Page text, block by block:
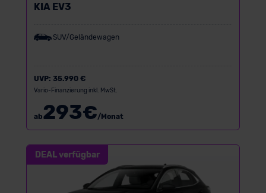
KIA EV3
SUV/Geländewagen
UVP: 35.990 €
Vario-Finanzierung inkl. MwSt.
ab293€/Monat
DEAL verfügbar